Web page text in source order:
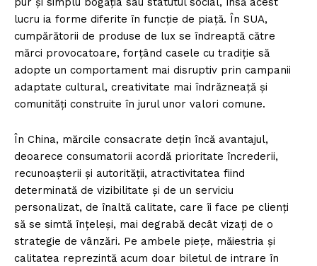
lucru ia forme diferite în funcție de piață. În SUA,
cumpărătorii de produse de lux se îndreaptă către
mărci provocatoare, forțând casele cu tradiție să
adopte un comportament mai disruptiv prin campanii
adaptate cultural, creativitate mai îndrăzneață și
comunități construite în jurul unor valori comune.
În China, mărcile consacrate dețin încă avantajul,
deoarece consumatorii acordă prioritate încrederii,
recunoașterii și autorității, atractivitatea fiind
determinată de vizibilitate și de un serviciu
personalizat, de înaltă calitate, care îi face pe clienți
să se simtă înțeleși, mai degrabă decât vizați de o
strategie de vânzări. Pe ambele piețe, măiestria și
calitatea reprezintă acum doar biletul de intrare în